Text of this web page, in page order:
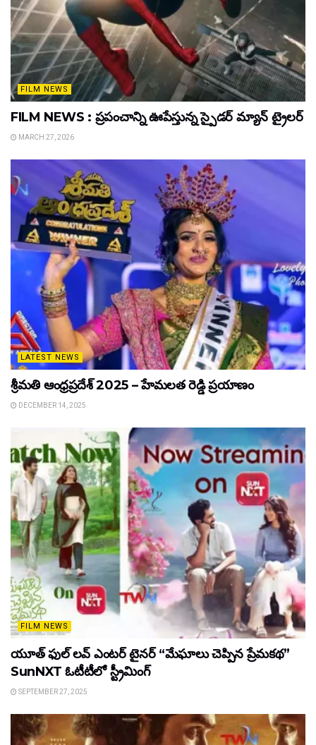
FILM NEWS
FILM NEWS : ప్రపంచాన్ని ఊపేస్తున్న స్పైడర్ మ్యాన్ ట్రైలర్
MARCH 27, 2026
LATEST NEWS
శ్రీమతి ఆంధ్రప్రదేశ్ 2025 – హేమలత రెడ్డి ప్రయాణం
DECEMBER 14, 2025
FILM NEWS
యూత్ ఫుల్ లవ్ ఎంటర్ టైనర్ “మేఘాలు చెప్పిన ప్రేమకథ”
SunNXT ఓటీటీలో స్ట్రీమింగ్
SEPTEMBER 27, 2025